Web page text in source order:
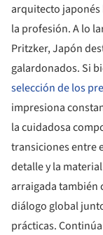
arquitecto
la profesión. A lo
Pritzker, Japón
galardonados. Si
selección de los
impresiona
la cuidadosa
transiciones entre
detalle y la
arraigada también
diálogo global
prácticas.